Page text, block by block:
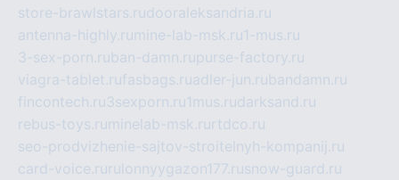
store-brawlstars.rudooraleksandria.ru
antenna-highly.ru mine-lab-msk.ru1-mus.ru
3-sex-porn.ruban-damn.rupurse-factory.ru
viagra-tablet.rufasbags.ruadler-jun.rubandamn.ru
fincontech.ru3sexporn.ru1mus.rudarksand.ru
rebus-toys.ru minelab-msk.ru rtdco.ru
seo-prodvizhenie-sajtov-stroitelnyh-kompanij.ru
card-voice.ru rulonnyygazon177.rusnow-guard.ru